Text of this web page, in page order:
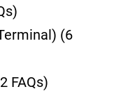
(6
FAQs)